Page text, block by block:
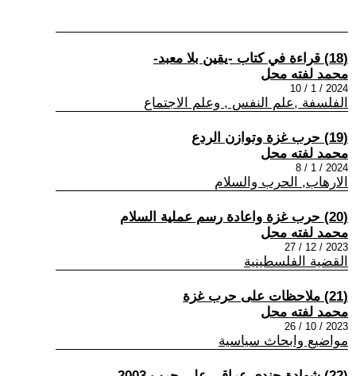
(18) قراءة في كتاب -يقين بلا معبد-
محمد لفته محل
2024 / 1 / 10
الفلسفة ,علم النفس , وعلم الاجتماع
(19) حرب غزة وتوازن الردع
محمد لفته محل
2024 / 1 / 8
الارهاب, الحرب والسلام
(20) حرب غزة واعادة رسم عملية السلام
محمد لفته محل
2023 / 12 / 27
القضية الفلسطينية
(21) ملاحظات على حرب غزة
محمد لفته محل
2023 / 10 / 26
مواضيع وابحاث سياسية